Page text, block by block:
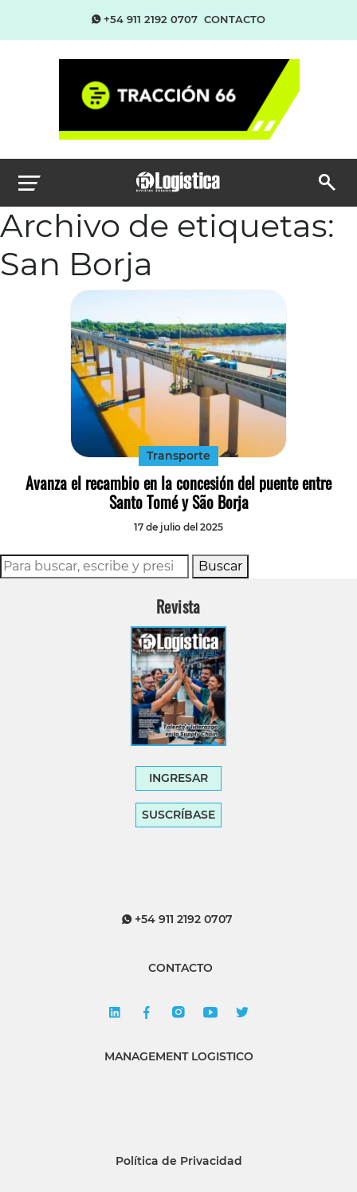
+54 911 2192 0707 CONTACTO
Archivo de etiquetas:
San Borja
Transporte
Avanza el recambio en la concesión del puente entre
Santo Tomé y São Borja
17 de julio del 2025
Buscar
Revista
INGRESAR
SUSCRÍBASE
+54 911 2192 0707
CONTACTO
MANAGEMENT LOGISTICO
Política de Privacidad